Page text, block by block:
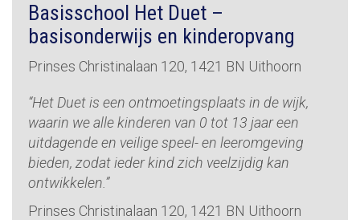
Basisschool Het Duet –
basisonderwijs en kinderopvang
Prinses Christinalaan 120, 1421 BN Uithoorn
“Het Duet is een ontmoetingsplaats in de wijk,
waarin we alle kinderen van 0 tot 13 jaar een
uitdagende en veilige speel- en leeromgeving
bieden, zodat ieder kind zich veelzijdig kan
ontwikkelen.”
Prinses Christinalaan 120, 1421 BN Uithoorn